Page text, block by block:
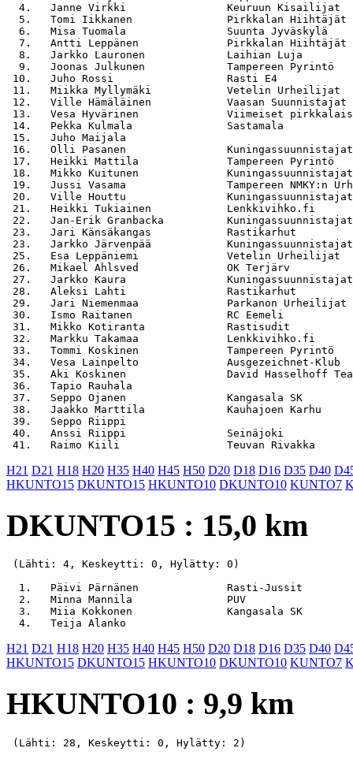
4.   Janne Virkki                Keuruun
5.   Tomi Iikkanen               Pirkkalan
6.   Misa Tuomala                Suunta Jyväskylä
7.   Antti Leppänen              Pirkkalan
8.   Jarkko Lauronen             Laihian Luja
9.   Joonas Julkunen             Tampereen Pyrintö
10.   Juho Rossi                  Rasti E4
11.   Miikka Myllymäki            Vetelin
12.   Ville Hämäläinen            Vaasan
13.   Vesa Hyvärinen              Viimeiset
14.   Pekka Kulmala               Sastamala
15.   Juho Maijala
16.   Olli Pasanen
17.   Heikki Mattila              Tampereen
18.   Mikko Kuitunen
19.   Jussi Vasama                Tampereen
20.   Ville Houttu
21.   Heikki Tukiainen            Lenkkivihko.fi
22.   Jan-Erik Granbacka
23.   Jari Känsäkangas            Rastikarhut
23.   Jarkko Järvenpää
25.   Esa Leppäniemi              Vetelin
26.   Mikael Ahlsved              OK Terjärv
27.   Jarkko Kaura
28.   Aleksi Lahti                Rastikarhut
29.   Jari Niemenmaa              Parkanon
30.   Ismo Raitanen               RC Eemeli
31.   Mikko Kotiranta             Rastisudit
32.   Markku Takamaa
33.   Tommi Koskinen              Tampereen
34.   Vesa Lainpelto              Ausgezeichnet-
35.   Aki Koskinen                David Hasselhoff
36.   Tapio Rauhala
37.   Seppo Ojanen                Kangasala SK
38.   Jaakko Marttila             Kauhajoen
39.   Seppo Riippi
40.   Anssi Riippi                Seinäjoki
H21 D21 H18 H20 H35 H40 H45 H50 D20 D18 D16 D35 D40
HKUNTO15 DKUNTO15 HKUNTO10 DKUNTO10 KUNTO7
DKUNTO15 : 15,0 km
(Lähti: 4, Keskeytti: 0, Hylätty: 0)
1.   Päivi Pärnänen              Rasti-
2.   Minna Mannila               PUV
3.   Miia Kokkonen               Kangasala SK
H21 D21 H18 H20 H35 H40 H45 H50 D20 D18 D16 D35 D40
HKUNTO15 DKUNTO15 HKUNTO10 DKUNTO10 KUNTO7
HKUNTO10 : 9,9 km
(Lähti: 28, Keskeytti: 0, Hylätty: 2)